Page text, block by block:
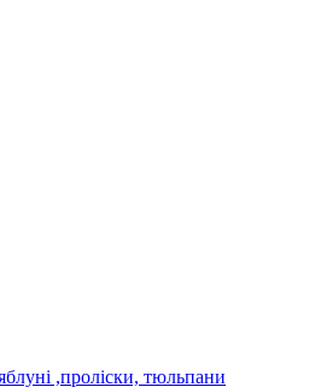
,проліски, тюльпани